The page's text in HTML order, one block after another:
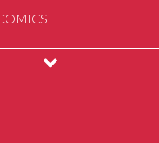
Puzzles